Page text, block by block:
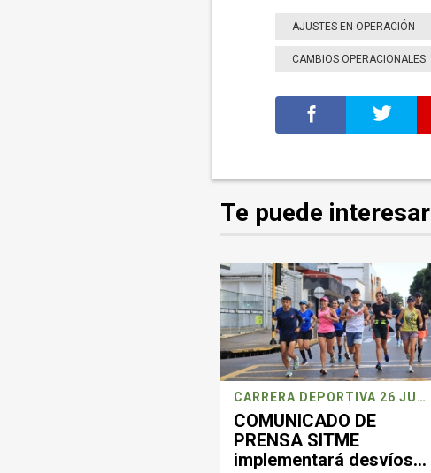
AJUSTES EN OPERACIÓN
CAMBIOS OPERACIONALES
Te puede interesar
CARRERA DEPORTIVA 26 JULIO
COMUNICADO DE
PRENSA SITME
implementará desvíos